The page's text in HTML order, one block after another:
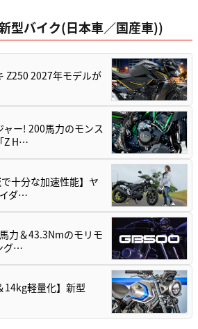
型バイク(日本車／国産車))
Z250 2027年モデルが
ー! 200馬力のモンス
Z H…
十分な加速性能】ヤ
ダ…
力＆43.3Nmのモリモ
グ…
14kg軽量化】新型